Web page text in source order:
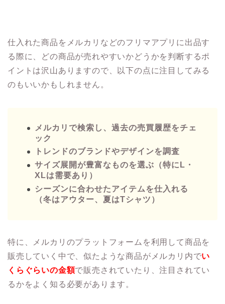
仕入れた商品をメルカリなどのフリマアプリに出品す
る際に、どの商品が売れやすいかどうかを判断するポ
イントは沢山ありますので、以下の点に注目してみる
のもいいかもしれません。
メルカリで検索し、過去の売買履歴をチェ
ック
トレンドのブランドやデザインを調査
サイズ展開が豊富なものを選ぶ（特にL・
XLは需要あり）
シーズンに合わせたアイテムを仕入れる
（冬はアウター、夏はTシャツ）
特に、メルカリのプラットフォームを利用して商品を
販売していく中で、似たような商品がメルカリ内でい
くらぐらいの金額で販売されていたり、注目されてい
るかをよく知る必要があります。